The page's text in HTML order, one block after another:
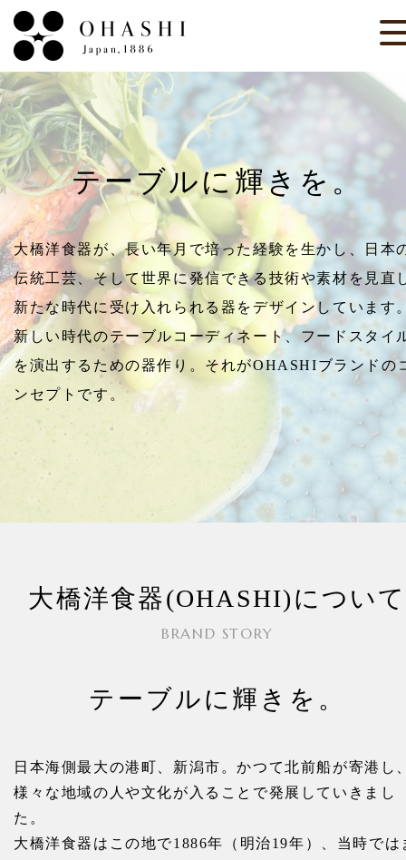
テーブルに輝きを。
大橋洋食器が、長い年月で培った経験を生かし、日本
伝統工芸、そして世界に発信できる技術や素材を見直
新たな時代に受け入れられる器をデザインしています
新しい時代のテーブルコーディネート、フードスタイ
を演出するための器作り。 それがOHASHIブランドの
ンセプトです。
大橋洋食器(OHASHI)について
BRAND STORY
テーブルに輝きを。
日本海側最大の港町、新潟市。かつて北前船が寄港し
様々な地域の人や文化が入ることで発展していきまし
た。
大橋洋食器はこの地で1886年（明治19年）、当時では